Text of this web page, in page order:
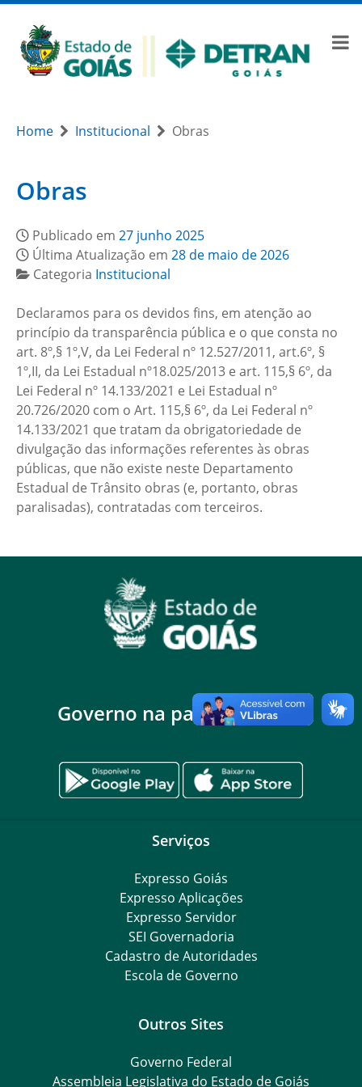
Home Institucional Obras
Obras
Publicado em 27 junho 2025
Última Atualização em 28 de maio de 2026
Categoria Institucional
Declaramos para os devidos fins, em atenção ao
princípio da transparência pública e o que consta no
art. 8º,§ 1º,V, da Lei Federal nº 12.527/2011, art.6º, §
1º,II, da Lei Estadual nº18.025/2013 e art. 115,§ 6º, da
Lei Federal nº 14.133/2021 e Lei Estadual nº
20.726/2020 com o Art. 115,§ 6º, da Lei Federal nº
14.133/2021 que tratam da obrigatoriedade de
divulgação das informações referentes às obras
públicas, que não existe neste Departamento
Estadual de Trânsito obras (e, portanto, obras
paralisadas), contratadas com terceiros.
Governo na palma da mão
Serviços
Expresso Goiás
Expresso Aplicações
Expresso Servidor
SEI Governadoria
Cadastro de Autoridades
Escola de Governo
Outros Sites
Governo Federal
Assembleia Legislativa do Estado de Goiás